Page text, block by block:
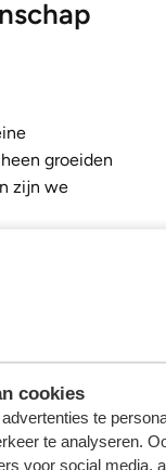
cookies
te
te analyseren.
voor social media,
groeiden
zijn we
altijd
het ambacht.